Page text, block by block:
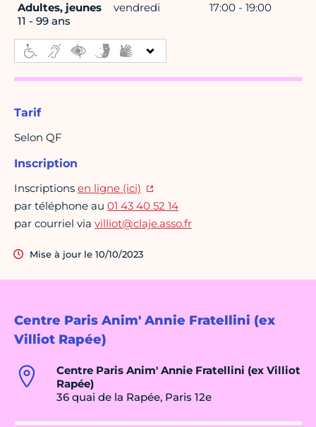
Centre Paris Anim' Annie Fratellini (ex
Villiot Rapée)
Centre Paris Anim' Annie Fratellini (ex Villiot
Rapée)
36 quai de la Rapée, Paris 12e
Adultes, jeunes
11 - 99 ans
vendredi 17:00 - 19:00
Tarif
Selon QF
Inscription
Inscriptions en ligne (ici)
par téléphone au 01 43 40 52 14
par courriel via villiot@claje.asso.fr
Mise à jour le 10/10/2023